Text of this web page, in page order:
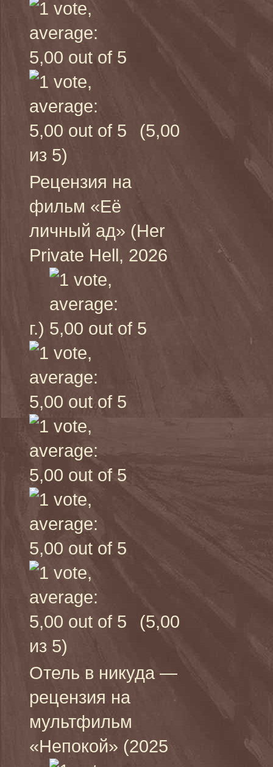
(5,00
из 5)
Рецензия на
фильм «Её
личный ад» (Her
Private Hell, 2026
г.)
(5,00
из 5)
Отель в никуда —
рецензия на
мультфильм
«Непокой» (2025